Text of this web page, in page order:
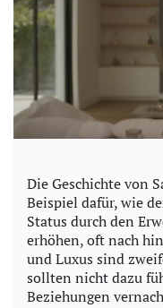
Die Geschichte von
Beispiel dafür, wie
Status durch den
erhöhen, oft nach
und Luxus sind
sollten nicht dazu
Beziehungen